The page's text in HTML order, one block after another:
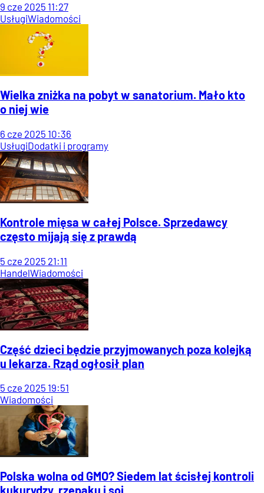
9 cze 2025 11:27
UsługiWiadomości
Wielka zniżka na pobyt w sanatorium. Mało kto
o niej wie
6 cze 2025 10:36
UsługiDodatki i programy
Kontrole mięsa w całej Polsce. Sprzedawcy
często mijają się z prawdą
5 cze 2025 21:11
HandelWiadomości
Część dzieci będzie przyjmowanych poza kolejką
u lekarza. Rząd ogłosił plan
5 cze 2025 19:51
Wiadomości
Polska wolna od GMO? Siedem lat ścisłej kontroli